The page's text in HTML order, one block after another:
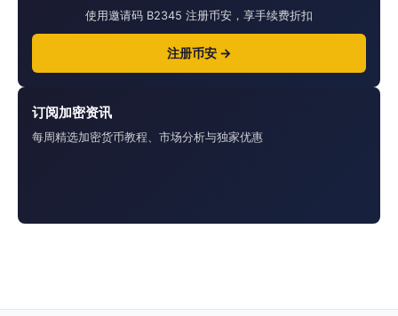
使用邀请码 B2345 注册币安，享手续费折扣
注册币安 →
订阅加密资讯
每周精选加密货币教程、市场分析与独家优惠